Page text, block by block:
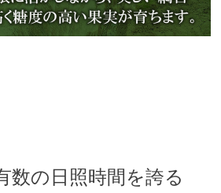
数の日照時間を誇る